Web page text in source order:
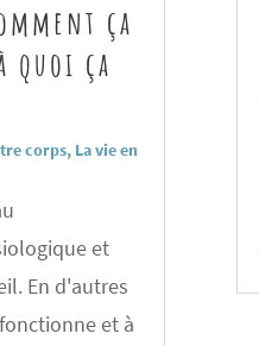
ça
quoi ça
corps, La vie en
et
En d'autres
et à